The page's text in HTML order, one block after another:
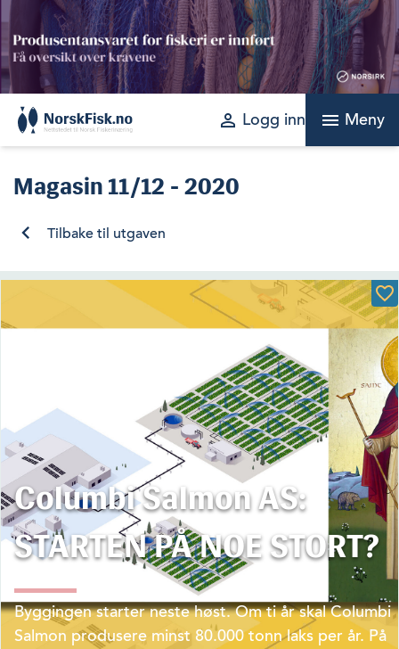
Skip
to
content
perm_identity Logg inn menu Meny
Magasin 11/12 - 2020
Tilbake til utgaven
Columbi Salmon AS:
STARTEN PÅ NOE STORT?
Byggingen starter neste høst. Om ti år skal Columbi
Salmon produ­sere minst 80.000 tonn laks per år. På